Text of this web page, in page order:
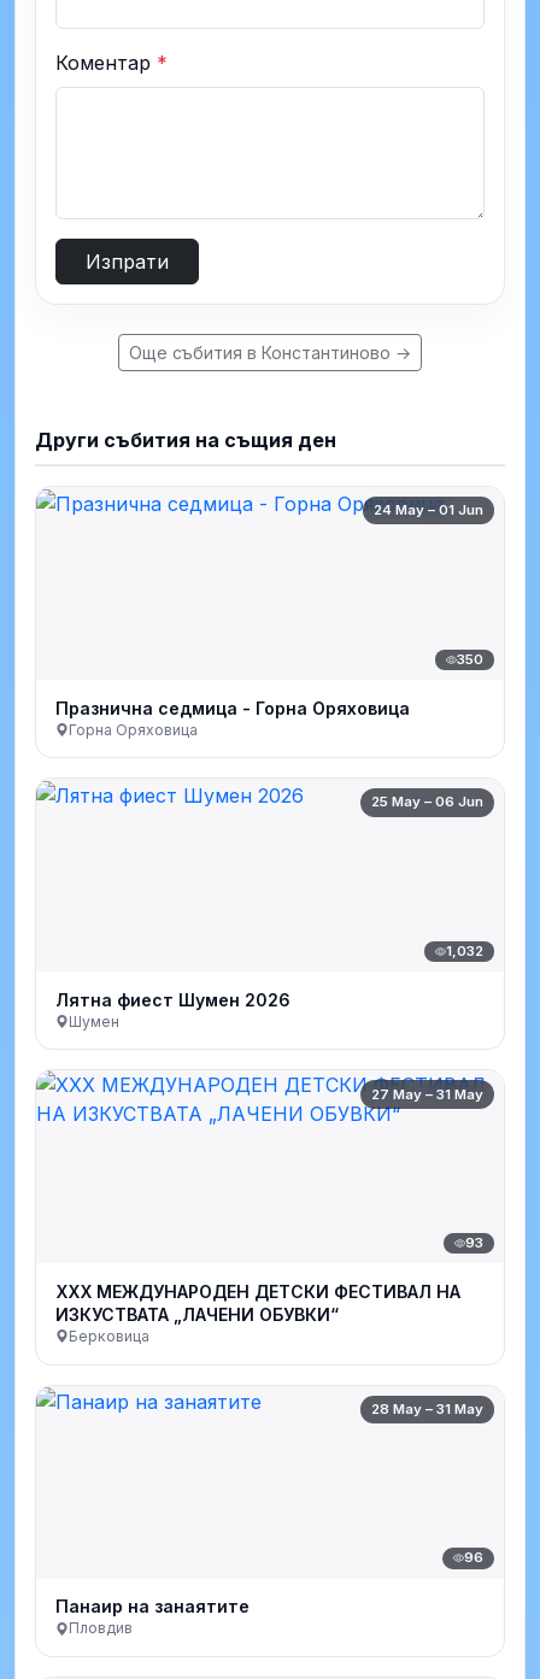
Коментар *
Изпрати
Още събития в Константиново →
Други събития на същия ден
24 May – 01 Jun
350
Празнична седмица - Горна Оряховица
Горна Оряховица
25 May – 06 Jun
1,032
Лятна фиест Шумен 2026
Шумен
27 May – 31 May
93
XXX МЕЖДУНАРОДЕН ДЕТСКИ ФЕСТИВАЛ НА
ИЗКУСТВАТА „ЛАЧЕНИ ОБУВКИ“
Берковица
28 May – 31 May
96
Панаир на занаятите
Пловдив